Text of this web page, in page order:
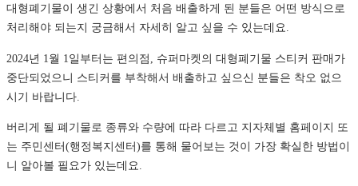
대형폐기물이 생긴 상황에서 처음 배출하게 된 분들은 어떤 방식으로
처리해야 되는지 궁금해서 자세히 알고 싶을 수 있는데요.
2024년 1월 1일부터는 편의점, 슈퍼마켓의 대형폐기물 스티커 판매가
중단되었으니 스티커를 부착해서 배출하고 싶으신 분들은 착오 없으
시기 바랍니다.
버리게 될 폐기물로 종류와 수량에 따라 다르고 지자체별 홈페이지 또
는 주민센터(행정복지센터)를 통해 물어보는 것이 가장 확실한 방법이
니 알아볼 필요가 있는데요.